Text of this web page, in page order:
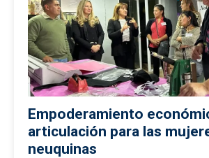
Empoderamiento
articulación para las
neuquinas